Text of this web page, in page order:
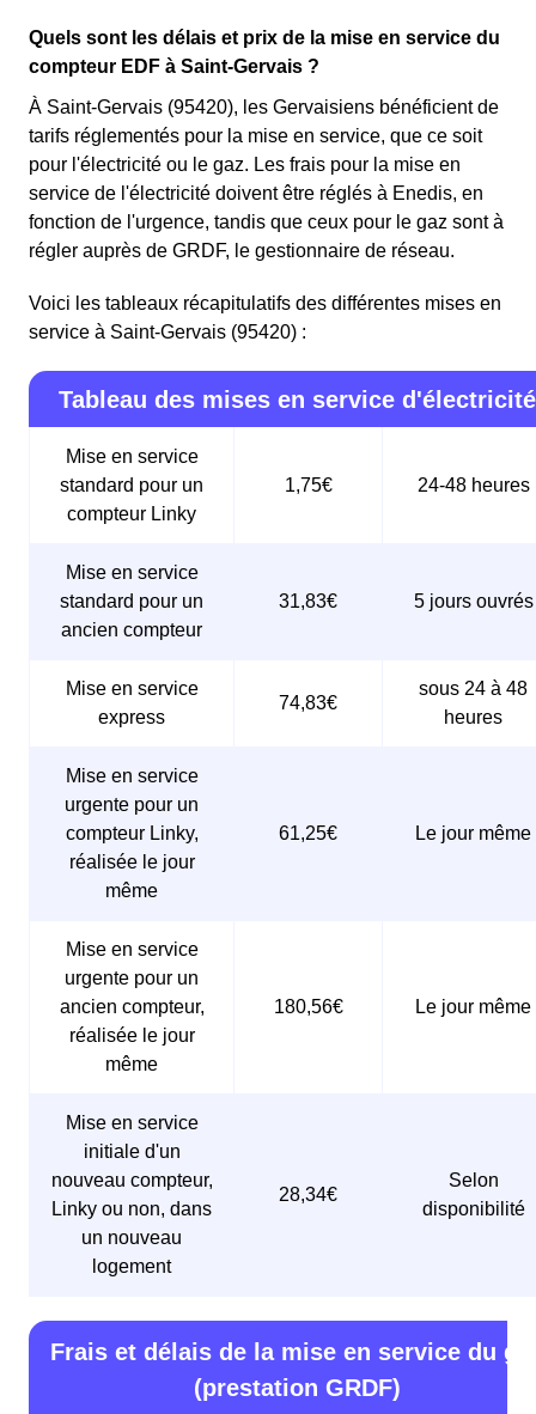
Quels sont les délais et prix de la mise en service du
compteur EDF à Saint-Gervais ?
À Saint-Gervais (95420), les Gervaisiens bénéficient de
tarifs réglementés pour la mise en service, que ce soit
pour l'électricité ou le gaz. Les frais pour la mise en
service de l'électricité doivent être réglés à Enedis, en
fonction de l'urgence, tandis que ceux pour le gaz sont à
régler auprès de GRDF, le gestionnaire de réseau.
Voici les tableaux récapitulatifs des différentes mises en
service à Saint-Gervais (95420) :
Tableau des mises en service d'électricité
Mise en service
standard pour un
compteur Linky
1,75€ 24-48 heures
Mise en service
standard pour un
ancien compteur
31,83€ 5 jours ouvrés
Mise en service
express
74,83€
sous 24 à 48
heures
Mise en service
urgente pour un
compteur Linky,
réalisée le jour
même
61,25€ Le jour même
Mise en service
urgente pour un
ancien compteur,
réalisée le jour
même
180,56€ Le jour même
Mise en service
initiale d'un
nouveau compteur,
Linky ou non, dans
un nouveau
logement
28,34€
Selon
disponibilité
Frais et délais de la mise en service du
(prestation GRDF)